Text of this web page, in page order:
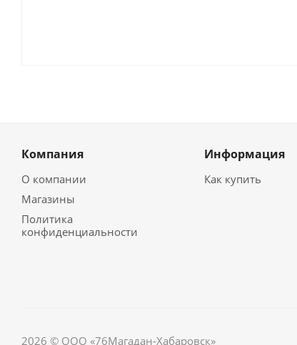
Компания
О компании
Магазины
Политика
конфиденциальности
Информация
Как купить
2026 © ООО «76Магадан-Хабаровск»